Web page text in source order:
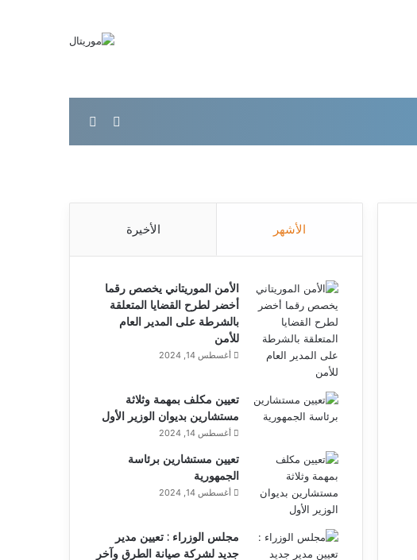
الوضع المظلم
الأشهر الأخيرة
الأمن الموريتاني يخصص رقما
أخضر لطرح القضايا المتعلقة
بالشرطة على المدير العام
للأمن
أغسطس 14, 2024
تعيين مكلف بمهمة وثلاثة
مستشارين بديوان الوزير الأول
أغسطس 14, 2024
تعيين مستشارين برئاسة
الجمهورية
أغسطس 14, 2024
مجلس الوزراء : تعيين مدير
جديد لشركة صيانة الطرق وآخر